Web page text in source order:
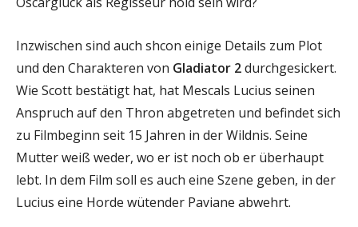
Inzwischen sind auch shcon einige Details zum Plot
und den Charakteren von Gladiator 2durchgesickert.
Wie Scott bestätigt hat, hat Mescals Lucius seinen
Anspruch auf den Thron abgetreten und befindet sich
zu Filmbeginn seit 15 Jahren in der Wildnis. Seine
Mutter weiß weder, wo er ist noch ob er überhaupt
lebt. In dem Film soll es auch eine Szene geben, in der
Lucius eine Horde wütender Paviane abwehrt.